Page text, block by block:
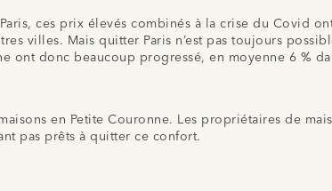
ces prix élevés combinés à la crise du Covid
villes. Mais quitter Paris n’est pas toujours
ont donc beaucoup progressé, en moyenne 6 %
en Petite Couronne. Les propriétaires de
pas prêts à quitter ce confort.